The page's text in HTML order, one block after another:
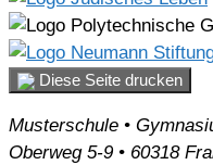
Diese Seite drucken
Musterschule •
Oberweg 5-9 • 60318